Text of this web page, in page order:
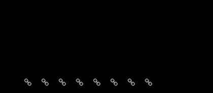
HomeBandVideoFotosRepertoire
Vragen?AgendaBoekingsaanvraag